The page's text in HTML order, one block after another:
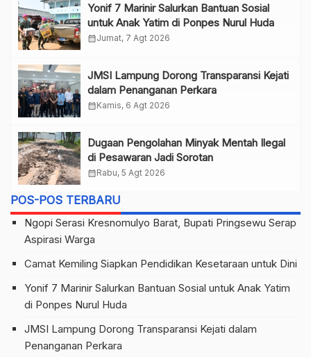
Yonif 7 Marinir Salurkan Bantuan Sosial
untuk Anak Yatim di Ponpes Nurul Huda
calendar_monthJumat, 7 Agt 2026
JMSI Lampung Dorong Transparansi Kejati
dalam Penanganan Perkara
calendar_monthKamis, 6 Agt 2026
Dugaan Pengolahan Minyak Mentah Ilegal
di Pesawaran Jadi Sorotan
calendar_monthRabu, 5 Agt 2026
POS-POS TERBARU
Ngopi Serasi Kresnomulyo Barat, Bupati Pringsewu Serap
Aspirasi Warga
Camat Kemiling Siapkan Pendidikan Kesetaraan untuk Dini
Yonif 7 Marinir Salurkan Bantuan Sosial untuk Anak Yatim
di Ponpes Nurul Huda
JMSI Lampung Dorong Transparansi Kejati dalam
Penanganan Perkara